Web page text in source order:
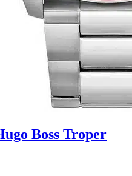
Boss Troper